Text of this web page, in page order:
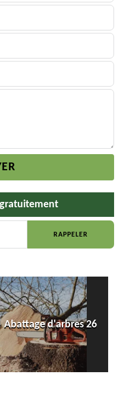
Abattage d'arbres 26